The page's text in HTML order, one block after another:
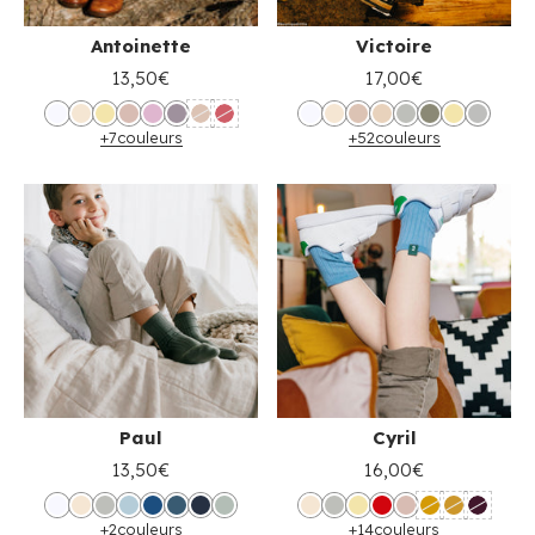
Antoinette
13,50€
+7couleurs
Victoire
17,00€
+52couleurs
Paul
13,50€
+2couleurs
Cyril
16,00€
+14couleurs